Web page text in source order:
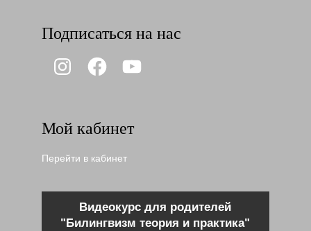
Подписаться на нас
InstagramFacebookYouTube
Мой кабинет
Перейти в кабинет
Видеокурс для родителей
"Билингвизм теория и практика"